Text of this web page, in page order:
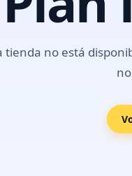
tienda no está